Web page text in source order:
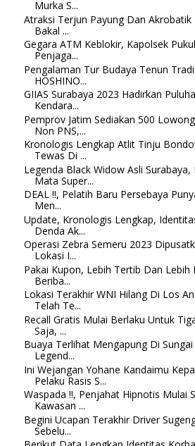
Murka S...
Atraksi Terjun Payung Dan Akrobatik
Bakal ...
Gegara ATM Keblokir, Kapolsek
Penjaga...
Pengalaman Tur Budaya Tenun
HOSHINO...
GIIAS Surabaya 2023 Hadirkan
Kendara...
Pemprov Jatim Sediakan 500
Non PNS,...
Kronologis Lengkap Atlit Tinju
Tewas Di ...
Legenda Black Widow Asli Surabaya,
Mata Super...
DEAL !!, Pelatih Baru Persebaya
Men...
Update, Kronologis Lengkap,
Denda Ak...
Operasi Zebra Semeru 2023
Lokasi I...
Pakai Kupon, Lebih Tertib Dan Lebih
Beriba...
Lokasi Terakhir WNI Hilang Di Los
Telah Te...
Recall Gratis Mulai Berlaku Untuk
Saja, ...
Buaya Terlihat Mengapung Di
Legend...
Ini Wejangan Yohane Kandaimu
Pelaku Rasis S...
Waspada !!, Penjahat Hipnotis Mulai
Kawasan ...
Begini Ucapan Terakhir Driver
Sebelu...